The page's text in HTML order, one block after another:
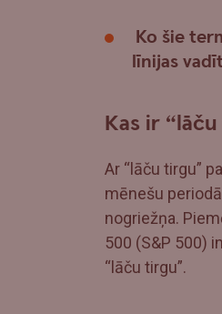
Ko šie
līnijas
Kas ir
Ar “lāču tirgu”
mēnešu
nogriežņa.
500 (S&P 500)
“lāču tirgu”.